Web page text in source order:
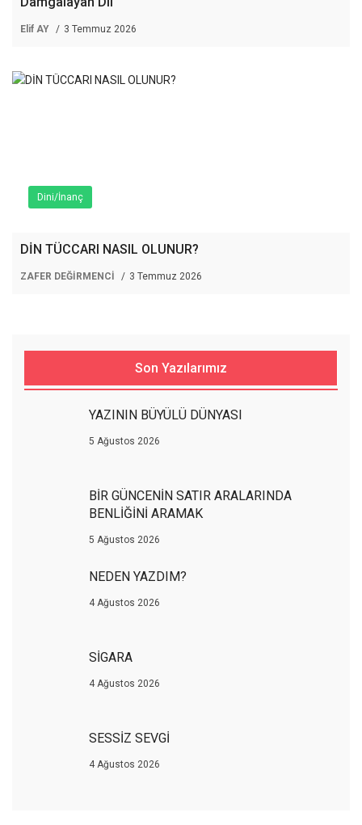
Elif AY 3 Temmuz 2026
Dini/İnanç
DİN TÜCCARI NASIL OLUNUR?
ZAFER DEĞİRMENCİ 3 Temmuz 2026
Son Yazılarımız
YAZININ BÜYÜLÜ DÜNYASI
5 Ağustos 2026
BİR GÜNCENİN SATIR ARALARINDA
BENLİĞİNİ ARAMAK
5 Ağustos 2026
NEDEN YAZDIM?
4 Ağustos 2026
SİGARA
4 Ağustos 2026
SESSİZ SEVGİ
4 Ağustos 2026